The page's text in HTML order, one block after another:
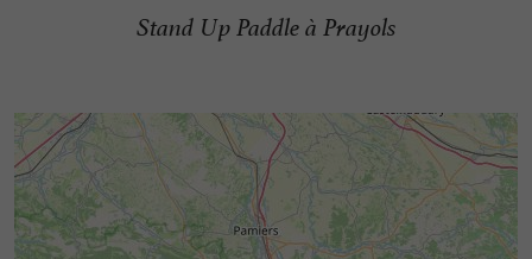
Stand Up Paddle à Prayols